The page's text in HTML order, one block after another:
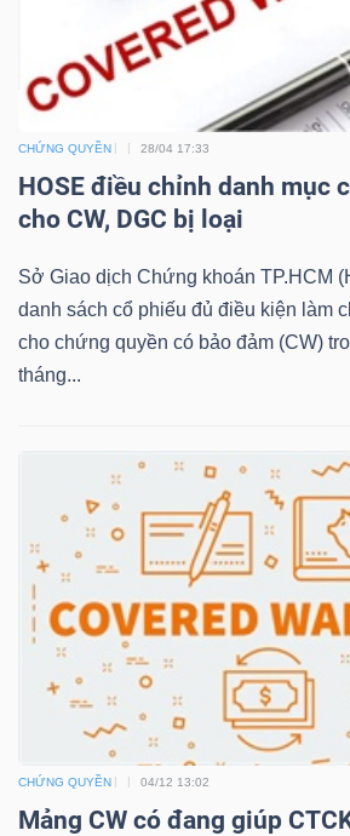
CHỨNG QUYỀN 28/04 17:33
HOSE điều chỉnh danh mục
cho CW, DGC bị loại
Sở Giao dịch Chứng khoán TP.HCM
danh sách cổ phiếu đủ điều kiện làm
cho chứng quyền có bảo đảm (CW)
tháng...
CHỨNG QUYỀN 04/12 13:02
Mảng CW có đang giúp
MÔ
NGÀNH
PHÁI
SINH
TRÁI